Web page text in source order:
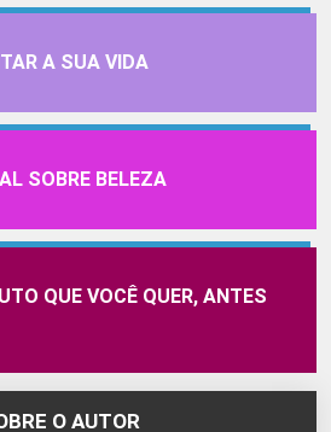
A SUA VIDA
SOBRE BELEZA
QUE VOCÊ QUER, ANTES
O AUTOR